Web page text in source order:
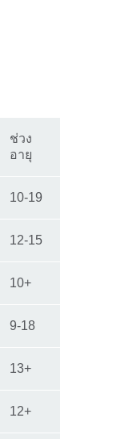
ช่วง
อายุ
10-19
12-15
10+
9-18
13+
12+